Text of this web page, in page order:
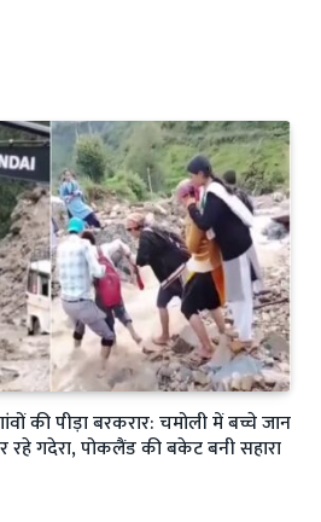
की पीड़ा बरकरार: चमोली में बच्चे जान
रहे गदेरा, पोकलैंड की बकेट बनी सहारा